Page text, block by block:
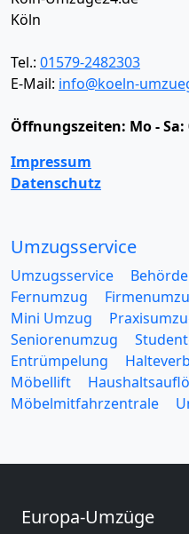
Köln
Tel.: 01579-2482303
E-Mail: info@koeln-
Öffnungszeiten: Mo -
Impressum
Datenschutz
Umzugsservice
Umzugsservice
Fernumzug
Mini Umzug
Seniorenumzug
Entrümpelung
Möbellift
Möbelmitfahrzentrale
Europa-Umzüge